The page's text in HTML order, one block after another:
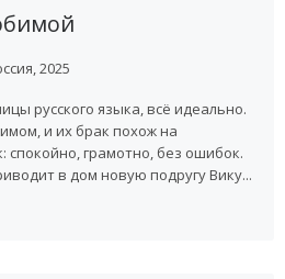
2025
русского языка, всё идеально.
и их брак похож на
спокойно, грамотно, без ошибок.
в дом новую подругу Вику...